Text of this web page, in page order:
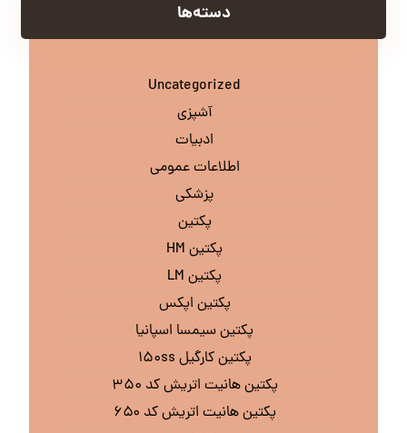
دسته‌ها
Uncategorized
آشپزی
ادبیات
اطلاعات عمومی
پزشکی
پکتین
پکتین HM
پکتین LM
پکتین اپکس
پکتین سیمسا اسپانیا
پکتین کارگیل ۱۵۰ss
پکتین هانیت اتریش کد ۳۵۰
پکتین هانیت اتریش کد ۶۵۰